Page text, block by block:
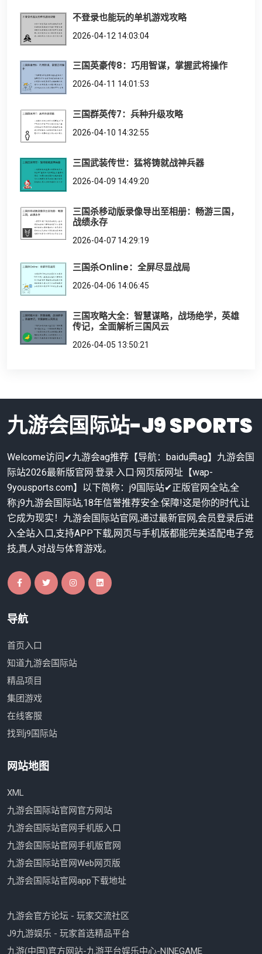
不登录也能玩的单机游戏攻略
2026-04-12 14:03:04
三国英豪传8：巧用智谋，掌握武将操作
2026-04-11 14:01:53
三国群英传7：兵种升级攻略
2026-04-10 14:32:55
三国武装传世：猛将铸就战神兵器
2026-04-09 14:49:20
三国杀移动版录像导出至相册：畅游三国，
战绩永存
2026-04-07 14:29:19
三国杀Online：全屏尽显战局
2026-04-06 14:06:45
三国攻略大全：智慧谋略，战场绝学，英雄
传记，全面解析三国风云
2026-04-05 13:50:21
九游会国际站-J9 SPORTS
Welcome访问✔九游会ag推荐【导航：baidu典ag】九游会国
际站2026最新版官网·登录·入口·网页版网址【wap-
9yousports.com】以下简称：j9国际站✔正版官网全站,全
称:j9九游会国际站,18年信誉推荐安全.保障!这是你的时代,让
它成为现实！九游会国际站官网,通过最新官网,会员登录后进
入全站入口,支持APP下载,网页与手机版都能完美适配电子竞
技,真人对战与体育游戏。
导航
首页入口
知道九游会国际站
精品项目
集团游戏
在线客服
找到j9国际站
网站地图
XML
九游会国际站官网官方网站
九游会国际站官网手机版入口
九游会国际站官网手机版官网
九游会国际站官网Web网页版
九游会国际站官网app下载地址
九游会官方论坛 - 玩家交流社区
J9九游娱乐 - 玩家首选精品平台
九游(中国)官方网站-九游平台娱乐中心-NINEGAME